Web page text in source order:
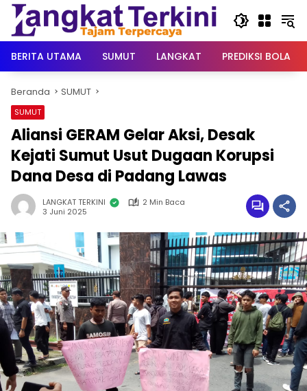
Langsung
konten
BERITA UTAMA
SUMUT LANGKAT PREDIKSI BOLA
Beranda SUMUT
SUMUT
Aliansi GERAM Gelar Aksi, Desak
Kejati Sumut Usut Dugaan Korupsi
Dana Desa di Padang Lawas
LANGKAT TERKINI
2 Min Baca
3 Juni 2025